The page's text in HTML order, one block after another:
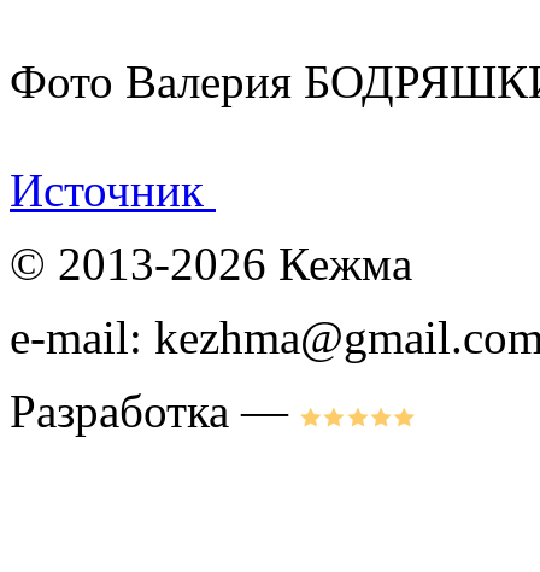
Фото Валерия
Источник
© 2013-2026 Кежма
e-mail:
Разработка —